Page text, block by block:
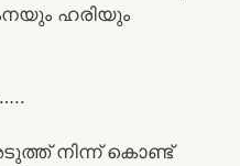
ഹരിയും
നിന്ന് കൊണ്ട്